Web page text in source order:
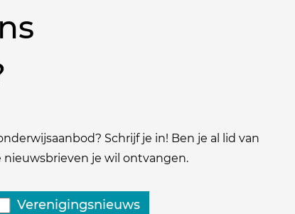
Schrijf je in! Ben je al lid van
nieuwsbrieven je wil ontvangen.
Verenigingsnieuws